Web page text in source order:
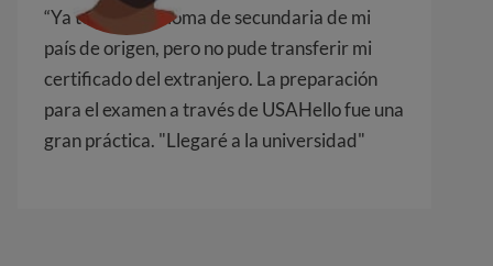
“Ya tenía un diploma de secundaria de mi
país de origen, pero no pude transferir mi
certificado del extranjero. La preparación
para el examen a través de USAHello fue una
gran práctica. "Llegaré a la universidad"